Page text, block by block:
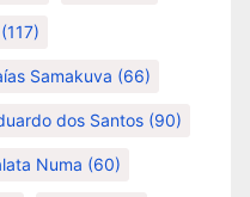
(117)
Samakuva (66)
dos Santos (90)
Numa (60)